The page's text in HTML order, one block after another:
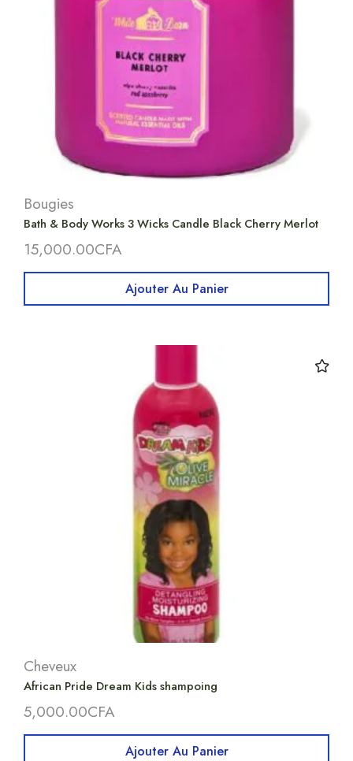
Bougies
Bath & Body Works 3 Wicks Candle Black Cherry Merlot
15,000.00CFA
Ajouter Au Panier
Cheveux
African Pride Dream Kids shampoing
5,000.00CFA
Ajouter Au Panier